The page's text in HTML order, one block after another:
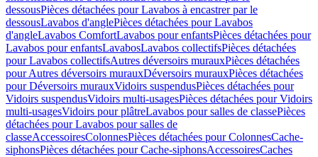
dessousPièces détachées pour Lavabos à encastrer par le
dessousLavabos d'anglePièces détachées pour Lavabos
d'angleLavabos ComfortLavabos pour enfantsPièces détachées pour
Lavabos pour enfantsLavabosLavabos collectifsPièces détachées
pour Lavabos collectifsAutres déversoirs murauxPièces détachées
pour Autres déversoirs murauxDéversoirs murauxPièces détachées
pour Déversoirs murauxVidoirs suspendusPièces détachées pour
Vidoirs suspendusVidoirs multi-usagesPièces détachées pour Vidoirs
multi-usagesVidoirs pour plâtreLavabos pour salles de classePièces
détachées pour Lavabos pour salles de
classeAccessoiresColonnesPièces détachées pour ColonnesCache-
siphonsPièces détachées pour Cache-siphonsAccessoiresCaches